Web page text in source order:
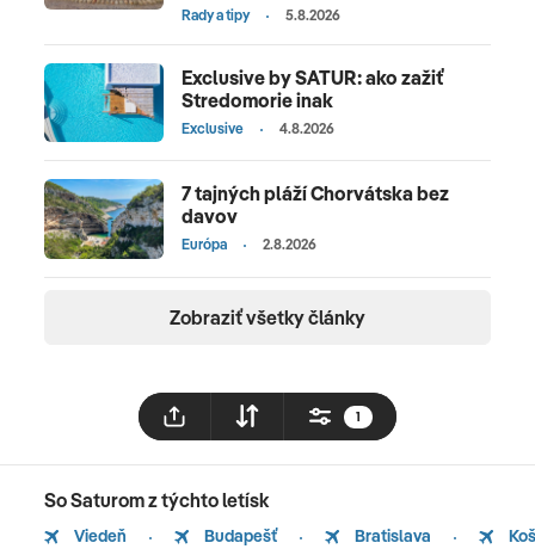
Rady a tipy 5.8.2026
Exclusive by SATUR: ako zažiť
Stredomorie inak
Exclusive 4.8.2026
7 tajných pláží Chorvátska bez
davov
Európa 2.8.2026
Zobraziť všetky články
1
So Saturom z týchto letísk
Viedeň Budapešť Bratislava